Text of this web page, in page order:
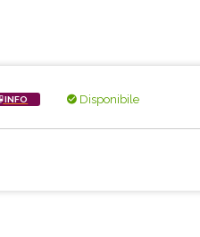
INFO Disponibile